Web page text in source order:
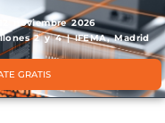
12 noviembre 2026
2 y 4 | IFEMA, Madrid
GRATIS